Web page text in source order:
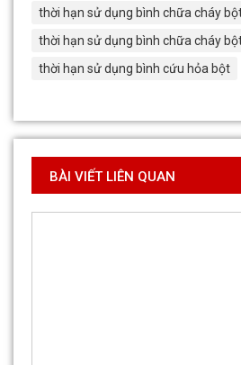
thời hạn sử dụng bình chữa cháy
thời hạn sử dụng bình chữa cháy
thời hạn sử dụng bình cứu hỏa bột
BÀI VIẾT LIÊN QUAN